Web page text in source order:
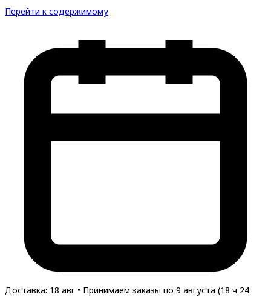
Перейти к содержимому
Доставка: 18 авг • Принимаем заказы по 9 августа (18 ч 24